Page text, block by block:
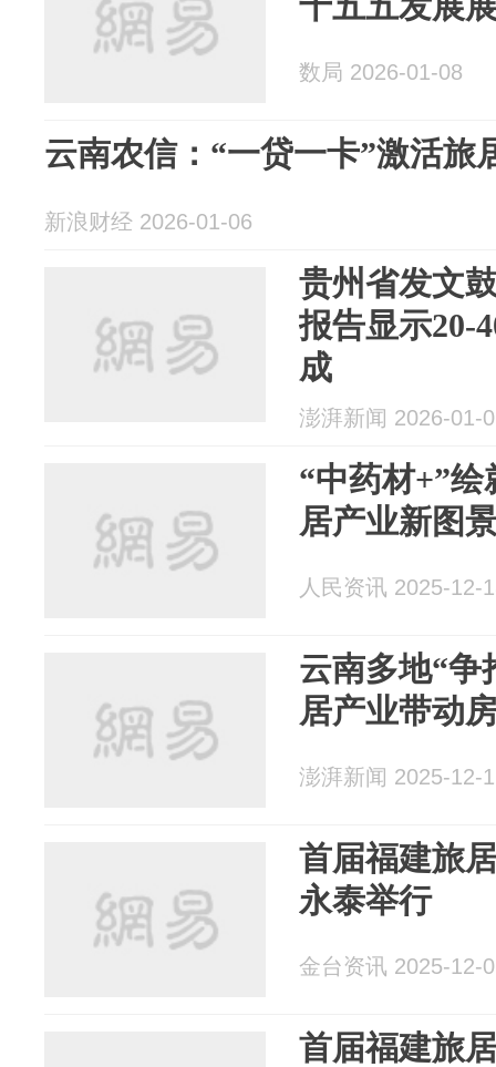
数局 2026-01-08
云南农信：“一贷一卡”激活旅
新浪财经 2026-01-06
贵州省发文
报告显示20-
成
澎湃新闻 2026-01-
“中药材+”
居产业新图
人民资讯 2025-12-
云南多地“争
居产业带动
澎湃新闻 2025-12-
首届福建旅
永泰举行
金台资讯 2025-12-
首届福建旅